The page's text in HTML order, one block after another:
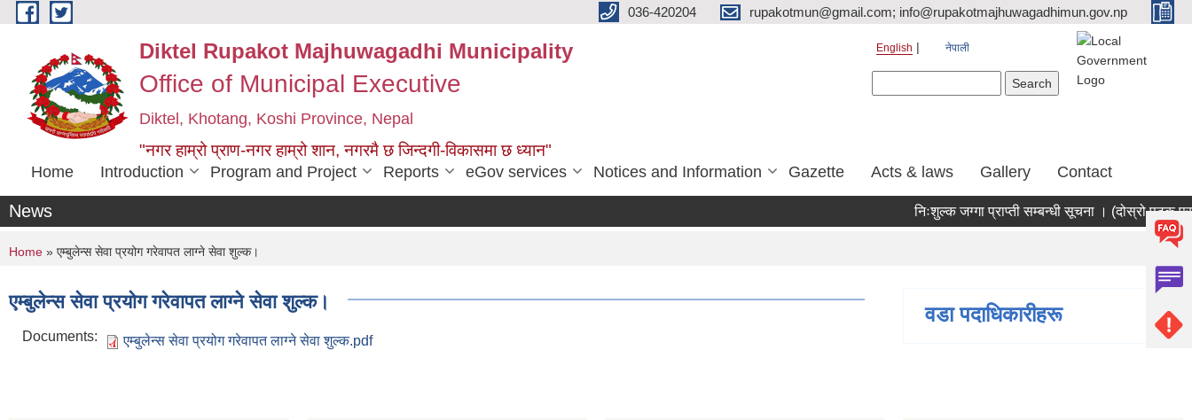
Skip to main content 036-420204 rupakotmun@gmail.com; info@rupakotmajhuwagadhimun.gov.np
Diktel Rupakot Majhuwagadhi Municipality
Office of Municipal Executive
Diktel, Khotang, Koshi Province, Nepal
"नगर हाम्रो प्राण-नगर हाम्रो शान, नगरमै छ जिन्दगी-विकासमा छ ध्यान"
English नेपाली
Home Introduction Program and Project Reports eGov services Notices and Information Gazette Acts & laws Gallery Contact
News निःशुल्क जग्गा प्राप्ती सम्बन्धी सूचना । (दोस्रो पटक
You are here
Home » एम्बुलेन्स सेवा प्रयोग गरेवापत लाग्ने सेवा शुल्क।
एम्बुलेन्स सेवा प्रयोग गरेवापत लाग्ने सेवा शुल्क।
Documents: एम्बुलेन्स सेवा प्रयोग गरेवापत लाग्ने सेवा शुल्क.pdf
वडा पदाधिकारीहरू